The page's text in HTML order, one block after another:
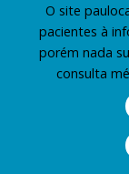
O site
pacientes à
porém nada
consulta